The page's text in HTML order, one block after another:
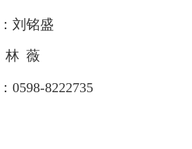
刘铭盛
林 薇
0598-8222735